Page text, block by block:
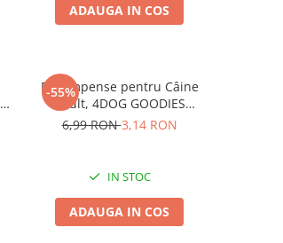
ADAUGA IN COS
-55%
Recompense pentru Câine
Adult, 4DOG GOODIES
Trainer, Vită, 150g
6,99 RON3,14 RON
IN STOC
ADAUGA IN COS